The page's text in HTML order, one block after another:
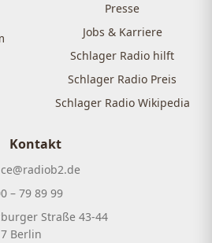
Presse
Jobs & Karriere
Schlager Radio hilft
Schlager Radio Preis
Schlager Radio Wikipedia
Kontakt
– 79 89 99
Straße 43-44
Berlin